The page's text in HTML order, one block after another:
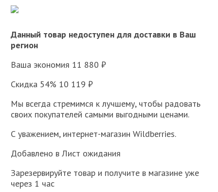
Данный товар недоступен для доставки в Ваш
регион
Ваша экономия 11 880 ₽
Скидка 54% 10 119 ₽
Мы всегда стремимся к лучшему, чтобы радовать
своих покупателей самыми выгодными ценами.
С уважением, интернет-магазин Wildberries.
Добавлено в Лист ожидания
Зарезервируйте товар и получите в магазине уже
через 1 час